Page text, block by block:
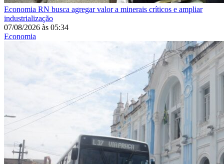
Economia RN busca agregar valor a minerais críticos e ampliar
industrialização
07/08/2026 às 05:34
Economia